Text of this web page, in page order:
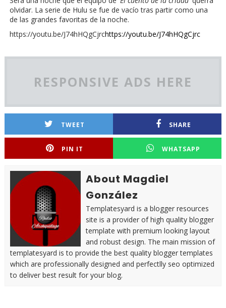
olvidar. La serie de Hulu se fue de vacío tras partir como una
de las grandes favoritas de la noche.
https://youtu.be/J74hHQgCjrchttps://youtu.be/J74hHQgCjrc
RESPONSIVE ADS HERE
TWEET SHARE
PIN IT WHATSAPP
About Magdiel
González
Templatesyard is a blogger resources
site is a provider of high quality blogger
template with premium looking layout
and robust design. The main mission of
templatesyard is to provide the best quality blogger templates
which are professionally designed and perfectlly seo optimized
to deliver best result for your blog.